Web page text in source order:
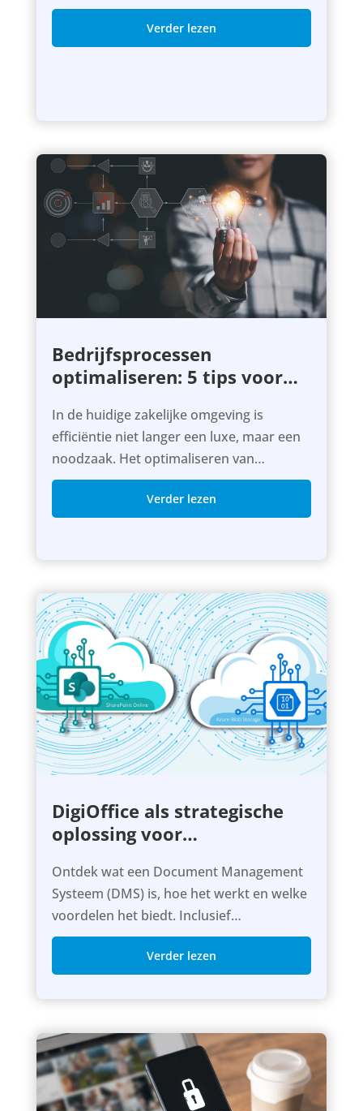
voorbeelden, workflows en tips.
Verder lezen
Bedrijfsprocessen
optimaliseren: 5 tips voor
In de huidige zakelijke omgeving is
efficiëntie niet langer een luxe, maar een
noodzaak. Het optimaliseren van
bedrijfsprocessen staat centraal in...
Verder lezen
DigiOffice als strategische
oplossing voor
Ontdek wat een Document Management
Systeem (DMS) is, hoe het werkt en welke
voordelen het biedt. Inclusief
voorbeelden, workflows en tips.
Verder lezen